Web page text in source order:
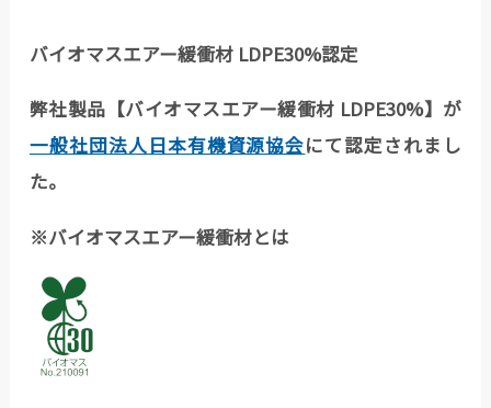
バイオマスエアー緩衝材 LDPE30%認定
弊社製品【バイオマスエアー緩衝材 LDPE30%】が
一般社団法人日本有機資源協会にて認定されまし
た。
※バイオマスエアー緩衝材とは